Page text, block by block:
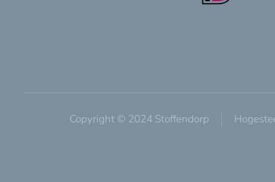
Copyright © 2024 Stoffendorp